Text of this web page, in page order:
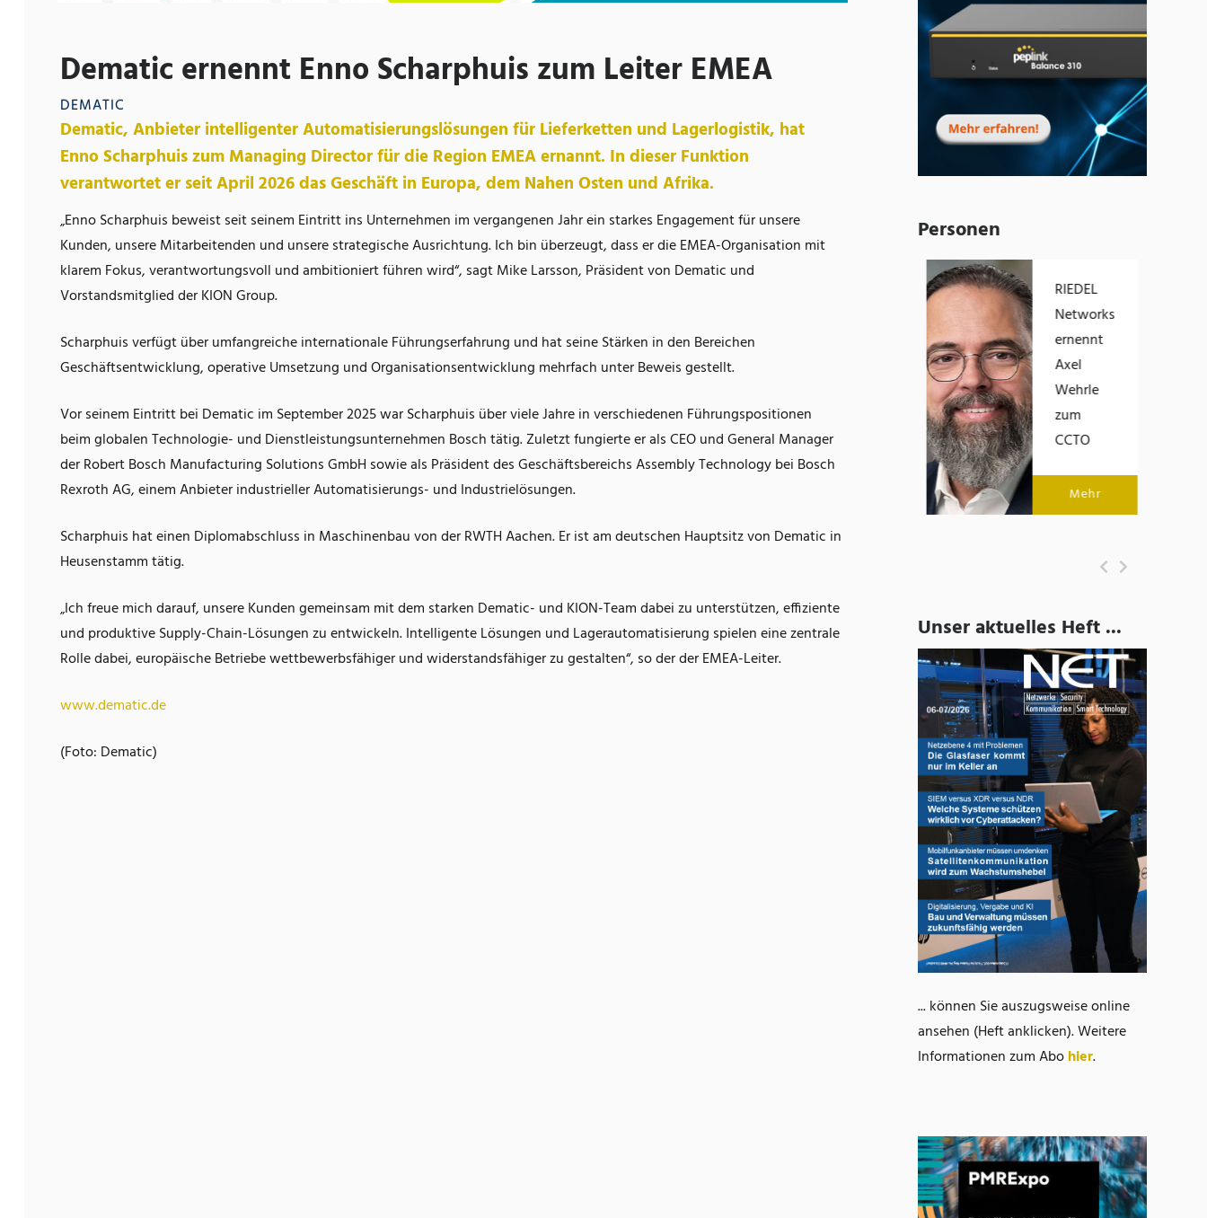
Personen
Geschäftsführung
RIEDEL
Networks
ernennt
Axel
Wehrle
zum
CCTO
Mehr
Unser aktuelles Heft ...
... können Sie auszugsweise online
ansehen (Heft anklicken). Weitere
Informationen zum Abohier.
Dematic ernennt Enno Scharphuis zum Leiter EMEA
DEMATIC
Dematic, Anbieter intelligenter Automatisierungslösungen für Lieferketten und Lagerlogistik, hat
Enno Scharphuis zum Managing Director für die Region EMEA ernannt. In dieser Funktion
verantwortet er seit April 2026 das Geschäft in Europa, dem Nahen Osten und Afrika.
„Enno Scharphuis beweist seit seinem Eintritt ins Unternehmen im vergangenen Jahr ein starkes Engagement für unsere
Kunden, unsere Mitarbeitenden und unsere strategische Ausrichtung. Ich bin überzeugt, dass er die EMEA-Organisation mit
klarem Fokus, verantwortungsvoll und ambitioniert führen wird“, sagt Mike Larsson, Präsident von Dematic und
Vorstandsmitglied der KION Group.
Scharphuis verfügt über umfangreiche internationale Führungserfahrung und hat seine Stärken in den Bereichen
Geschäftsentwicklung, operative Umsetzung und Organisationsentwicklung mehrfach unter Beweis gestellt.
Vor seinem Eintritt bei Dematic im September 2025 war Scharphuis über viele Jahre in verschiedenen Führungspositionen
beim globalen Technologie- und Dienstleistungsunternehmen Bosch tätig. Zuletzt fungierte er als CEO und General Manager
der Robert Bosch Manufacturing Solutions GmbH sowie als Präsident des Geschäftsbereichs Assembly Technology bei Bosch
Rexroth AG, einem Anbieter industrieller Automatisierungs- und Industrielösungen.
Scharphuis hat einen Diplomabschluss in Maschinenbau von der RWTH Aachen. Er ist am deutschen Hauptsitz von Dematic in
Heusenstamm tätig.
„Ich freue mich darauf, unsere Kunden gemeinsam mit dem starken Dematic- und KION-Team dabei zu unterstützen, effiziente
und produktive Supply-Chain-Lösungen zu entwickeln. Intelligente Lösungen und Lagerautomatisierung spielen eine zentrale
Rolle dabei, europäische Betriebe wettbewerbsfähiger und widerstandsfähiger zu gestalten“, so der der EMEA-Leiter.
www.dematic.de
(Foto: Dematic)